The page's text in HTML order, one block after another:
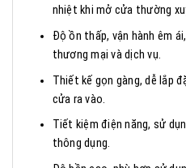
nhiệt khi mở cửa thường
Độ ồn thấp, vận hành êm
thương mại và dịch vụ.
Thiết kế gọn gàng, dễ lắp
cửa ra vào.
Tiết kiệm điện năng, sử
thông dụng.